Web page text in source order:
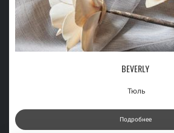
BEVERLY
Тюль
Подробнее